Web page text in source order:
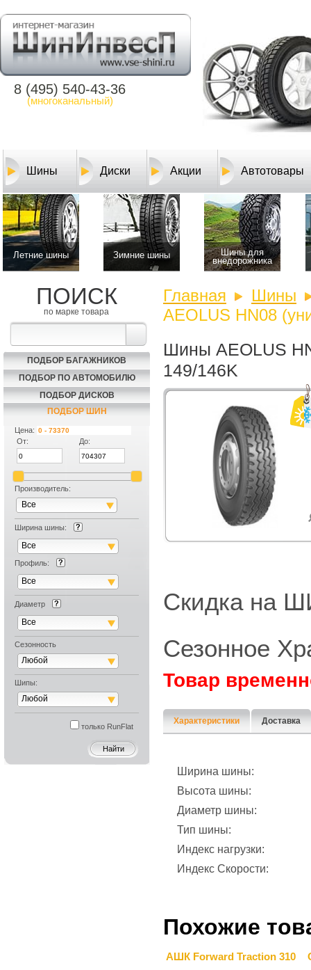
8 (495) 540-43-36
(многоканальный)
Шины Диски Акции Автотовары
Летние шины Зимние шины
Шины для
внедорожника
ПОИСК
по марке товара
ПОДБОР БАГАЖНИКОВ
ПОДБОР ПО АВТОМОБИЛЮ
ПОДБОР ДИСКОВ
ПОДБОР ШИН
Цена:
От:
До:
Производитель:
Все
Ширина шины:
Все
Профиль:
Все
Диаметр
Все
Сезонность
Любой
Шипы:
Любой
только RunFlat
Главная
Шины
AEOLUS HN08
Шины AEOLUS
149/146K
Скидка на
Сезонное
Товар
Характеристики Доставка
Ширина шины:
Высота шины:
Диаметр шины:
Тип шины:
Индекс нагрузки:
Индекс Скорости:
Похожие
АШК Forward Traction 310